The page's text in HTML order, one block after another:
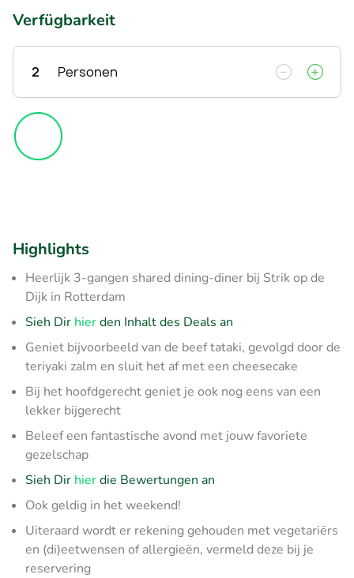
Verfügbarkeit
2 Personen
Highlights
Heerlijk 3-gangen shared dining-diner bij Strik op de
Dijk in Rotterdam
Sieh Dir hierden Inhalt des Deals an
Geniet bijvoorbeeld van de beef tataki, gevolgd door de
teriyaki zalm en sluit het af met een cheesecake
Bij het hoofdgerecht geniet je ook nog eens van een
lekker bijgerecht
Beleef een fantastische avond met jouw favoriete
gezelschap
Sieh Dir hierdie Bewertungen an
Ook geldig in het weekend!
Uiteraard wordt er rekening gehouden met vegetariërs
en (di)eetwensen of allergieën, vermeld deze bij je
reservering